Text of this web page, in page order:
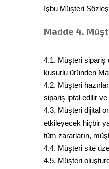
İşbu Müşteri
Madde 4.
4.1. Müşteri sipariş
kusurlu üründen
4.2. Müşteri
sipariş iptal edilir
4.3. Müşteri dijital
etkileyecek hiçbir
tüm zararların,
4.4. Müşteri site
4.5. Müşteri